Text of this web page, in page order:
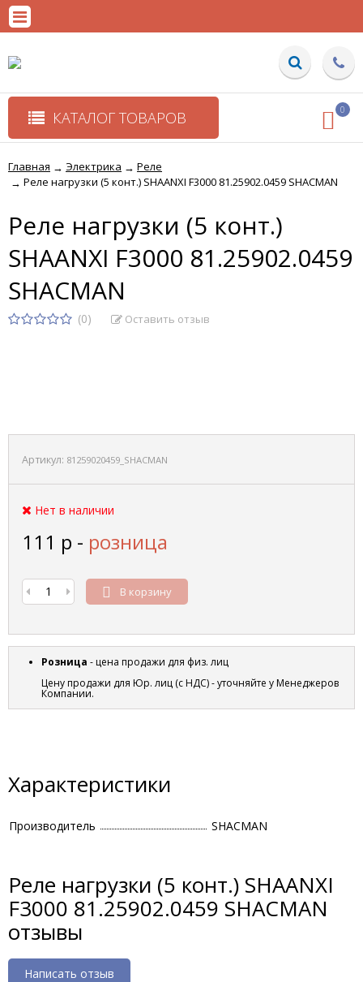
КАТАЛОГ ТОВАРОВ 0
Главная → Электрика → Реле
→ Реле нагрузки (5 конт.) SHAANXI F3000 81.25902.0459 SHACMAN
Реле нагрузки (5 конт.)
SHAANXI F3000 81.25902.0459
SHACMAN
(0) Оставить отзыв
Артикул: 81259020459_SHACMAN
Нет в наличии
111 р - розница
В корзину
Розница - цена продажи для физ. лиц
Цену продажи для Юр. лиц (с НДС) - уточняйте у Менеджеров
Компании.
Характеристики
Производитель SHACMAN
Реле нагрузки (5 конт.) SHAANXI
F3000 81.25902.0459 SHACMAN
отзывы
Написать отзыв